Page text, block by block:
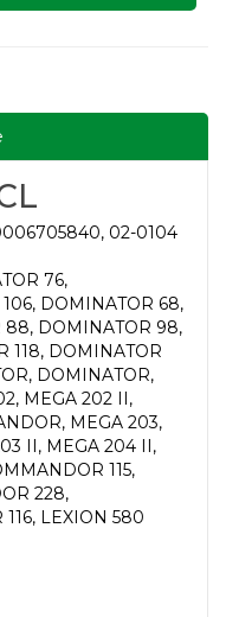
02-0104
76,
DOMINATOR 68,
DOMINATOR 98,
118, DOMINATOR
DOMINATOR,
MEGA 202 II,
MEGA 203,
II, MEGA 204 II,
115,
228,
LEXION 580